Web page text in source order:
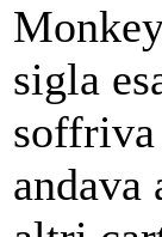
sigla
soffriva